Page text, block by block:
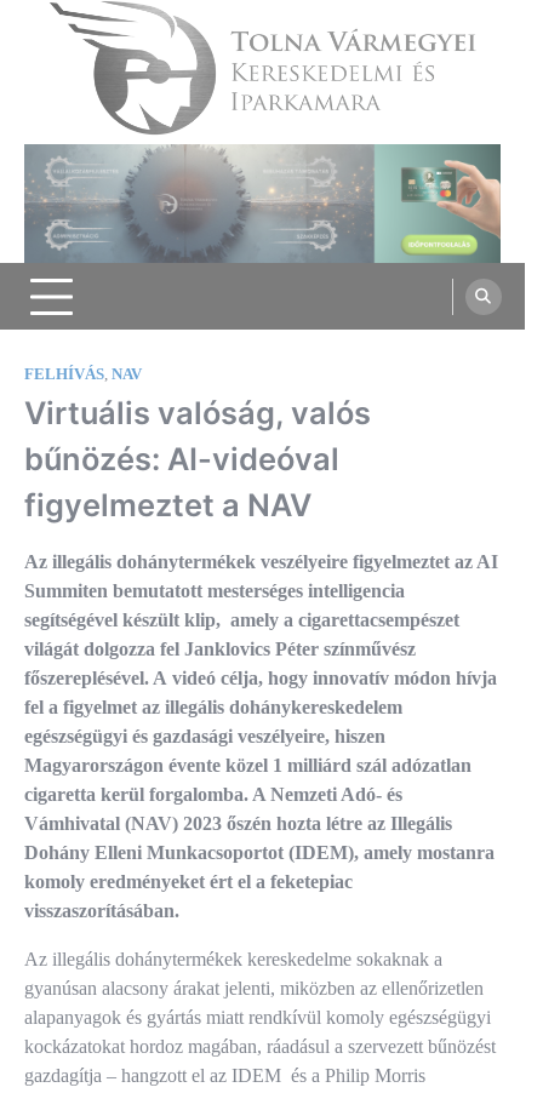
Tolna Vármegyei Kereskedelmi és
Iparkamara
FELHÍVÁS, NAV
Virtuális valóság, valós
bűnözés: AI-videóval
figyelmeztet a NAV
Az illegális dohánytermékek veszélyeire figyelmeztet az AI
Summiten bemutatott mesterséges intelligencia
segítségével készült klip, amely a cigarettacsempészet
világát dolgozza fel Janklovics Péter színművész
főszereplésével. A videó célja, hogy innovatív módon hívja
fel a figyelmet az illegális dohánykereskedelem
egészségügyi és gazdasági veszélyeire, hiszen
Magyarországon évente közel 1 milliárd szál adózatlan
cigaretta kerül forgalomba. A Nemzeti Adó- és
Vámhivatal (NAV) 2023 őszén hozta létre az Illegális
Dohány Elleni Munkacsoportot (IDEM), amely mostanra
komoly eredményeket ért el a feketepiac
visszaszorításában.
Az illegális dohánytermékek kereskedelme sokaknak a
gyanúsan alacsony árakat jelenti, miközben az ellenőrizetlen
alapanyagok és gyártás miatt rendkívül komoly egészségügyi
kockázatokat hordoz magában, ráadásul a szervezett bűnözést
gazdagítja – hangzott el az IDEM és a Philip Morris